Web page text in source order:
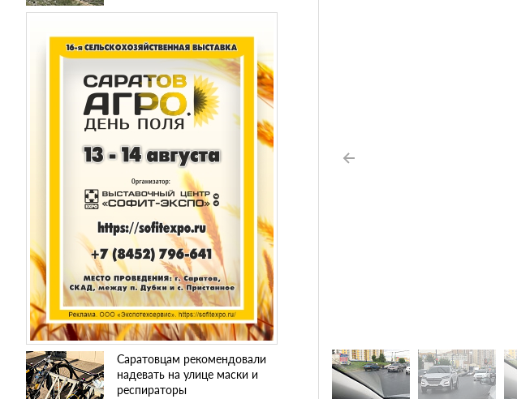
Саратовцам рекомендовали
надевать на улице маски и
респираторы